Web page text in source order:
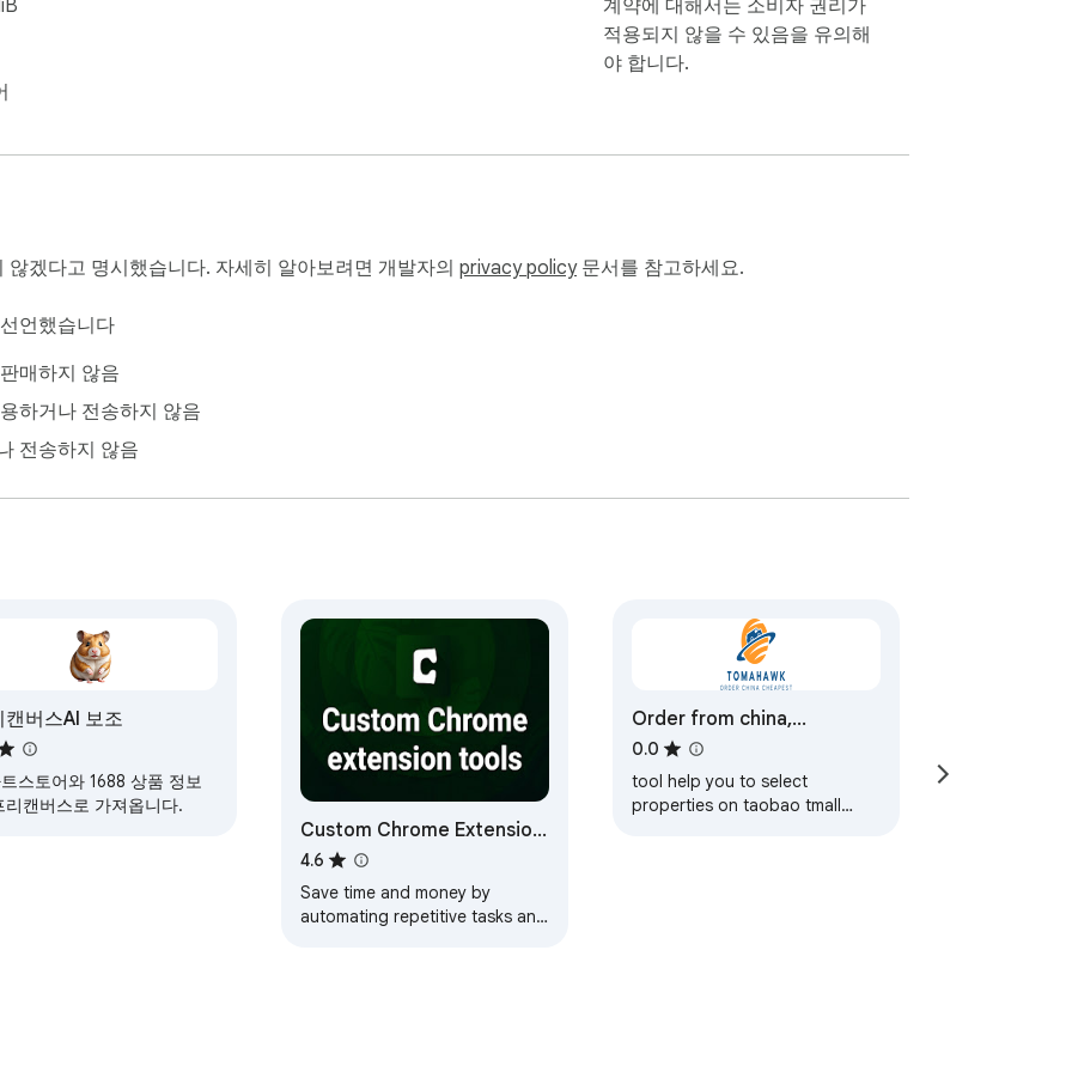
계약에 대해서는 소비자 권리가
적용되지 않을 수 있음을 유의해
야 합니다.
겠다고 명시했습니다. 자세히 알아보려면 개발자의 privacy policy문서를 참고하세요.
언했습니다
매하지 않음
하거나 전송하지 않음
전송하지 않음
캔버스AI 보조
스토어와 1688 상품 정보
리캔버스로 가져옵니다.
Custom Chrome Extension
Tools - Chromane
4.6
Save time and money by
automating repetitive tasks and
Order from china,
orderchina.ph
0.0
tool help you to select
properties on taobao tmall